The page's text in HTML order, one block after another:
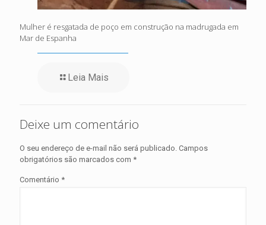
Mulher é resgatada de poço em construção na madrugada em
Mar de Espanha
Leia Mais
Deixe um comentário
O seu endereço de e-mail não será publicado. Campos
obrigatórios são marcados com *
Comentário *